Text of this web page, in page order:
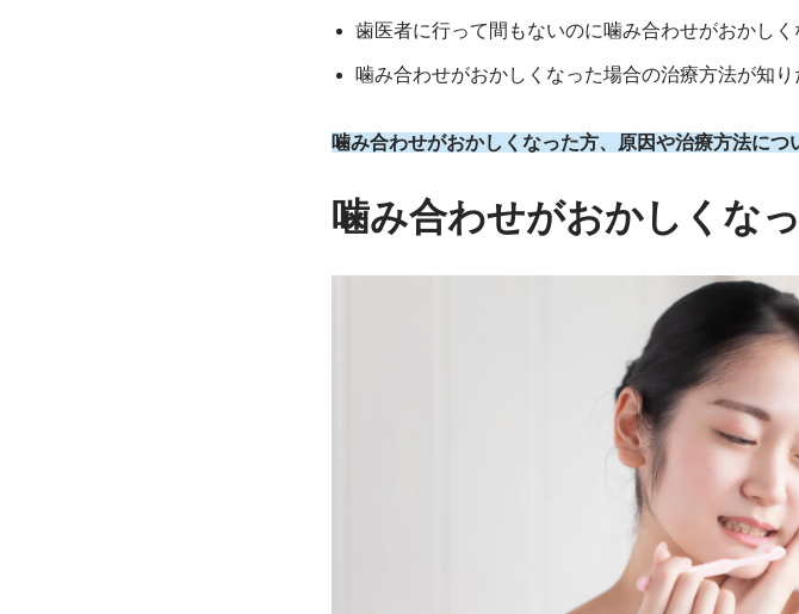
歯医者に行って間もないのに噛み合わせがおかし
噛み合わせがおかしくなった場合の治療方法が知り
噛み合わせがおかしくなった方、原因や治療方法につ
噛み合わせがおかしくな